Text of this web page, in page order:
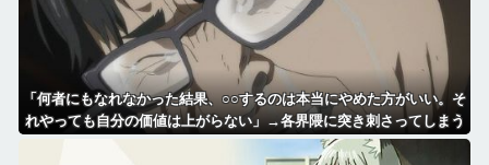
「何者にもなれなかった結果、○○するのは本当にやめた方がいい。そ
れやっても自分の価値は上がらない」→各界隈に突き刺さってしまう